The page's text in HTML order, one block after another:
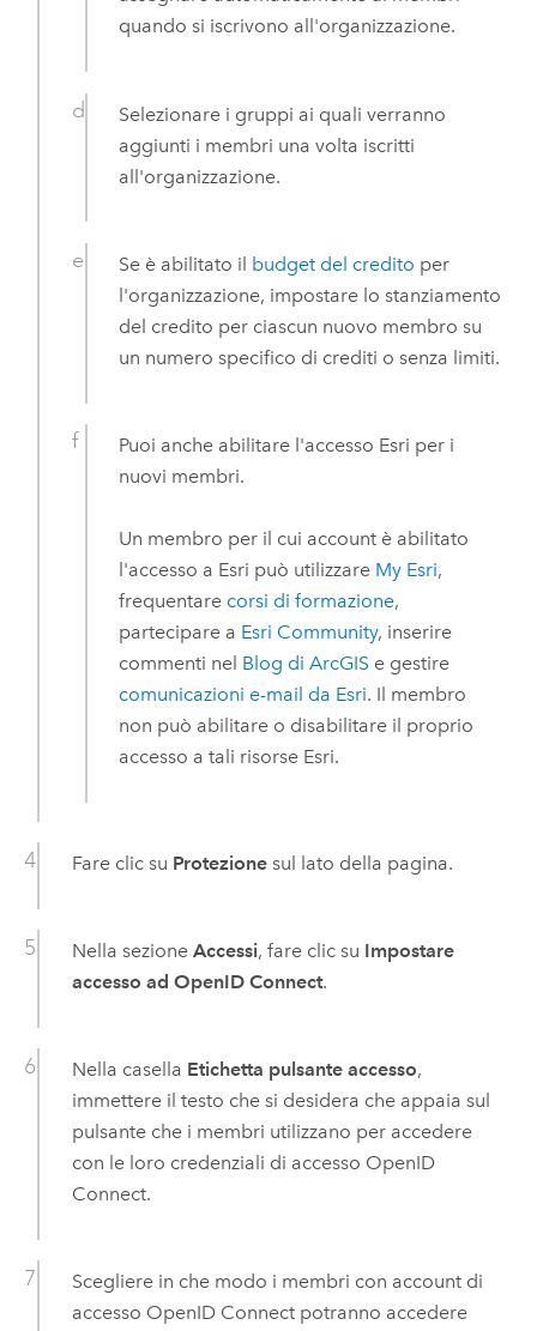
quando si iscrivono all'organizzazione.
Selezionare i gruppi ai quali verranno
aggiunti i membri una volta iscritti
all'organizzazione.
Se è abilitato il budget del credito per
l'organizzazione, impostare lo stanziamento
del credito per ciascun nuovo membro su
un numero specifico di crediti o senza limiti.
Puoi anche abilitare l'accesso Esri per i
nuovi membri.
Un membro per il cui account è abilitato
l'accesso a Esri può utilizzare My Esri,
frequentare corsi di formazione,
partecipare a Esri Community, inserire
commenti nel Blog di ArcGIS e gestire
comunicazioni e-mail da Esri. Il membro
non può abilitare o disabilitare il proprio
accesso a tali risorse Esri.
Fare clic su Protezionesul lato della pagina.
Nella sezione Accessi, fare clic su Impostare
accesso ad OpenID Connect.
Nella casella Etichetta pulsante accesso,
immettere il testo che si desidera che appaia sul
pulsante che i membri utilizzano per accedere
con le loro credenziali di accesso OpenID
Connect.
Scegliere in che modo i membri con account di
accesso OpenID Connectpotranno accedere